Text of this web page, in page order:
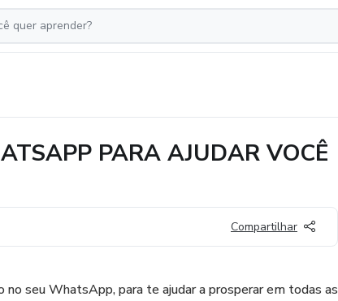
PARA AJUDAR VOCÊ
Compartilhar
no seu WhatsApp, para te ajudar a prosperar em todas as